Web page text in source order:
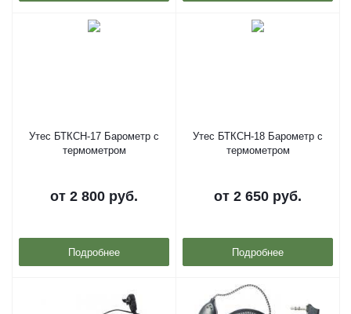
Утес БТКСН-17 Барометр с
термометром
от 2 800 руб.
Подробнее
Утес БТКСН-18 Барометр с
термометром
от 2 650 руб.
Подробнее